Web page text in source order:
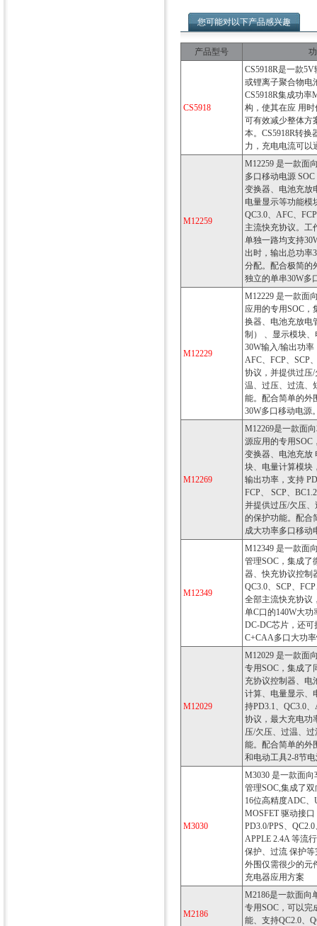
您可能对以下产品感兴趣
产品型号
CS5918
CS5918R是一款
或锂离子聚合物电
CS5918R集成功率
构，使其在应 用
可有效减少整体方
本。CS5918R转
力，充电电流可以
M12259
M12259 是一款面
多口移动电源
变换器、电池充放
电量显示等功能模
QC3.0、AFC、
主流快充协议。工
单独一路均支持
出时，输出总功率
分配。配合极简的
独立的单串30W多
M12229
M12229 是一款面
应用的专用SOC，
换器、电池充放电
制） 、显示模块
30W输入/输出功率
AFC、FCP、SCP
协议，并提供过压
温、过压、过流、
能。配合简单的外
30W多口移动电源
M12269
M12269是一款面
源应用的专用SOC
变换器、电池充放
块、电量计算模块
输出功率，支持
FCP、 SCP、
并提供过压/欠压
的保护功能。配合
成大功率多口移动
M12349
M12349 是一款面
管理SOC，集成了
器、快充协议控制
QC3.0、SCP、
全部主流快充协议
单C口的140W大
DC-DC芯片，还
C+CAA多口大功
M12029
M12029 是一款面
专用SOC，集成了
充协议控制器、电
计算、电量显示、
持PD3.1、QC3.0
协议，最大充电功
压/欠压、过温、
能。配合简单的外
和电动工具2-8节
M3030
M3030 是一款面
管理SOC,集成了
16位高精度ADC、
MOSFET 驱动接
PD3.0/PPS、
APPLE 2.4A 等流
保护、过流 保护
外围仅需很少的元
充电器应用方案
M2186
M2186是一款面向
专用SOC，可以完
能、支持QC2.0、